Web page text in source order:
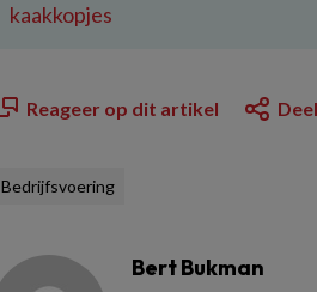
kaakkopjes
Reageer op dit artikel
Bedrijfsvoering
Bert Bukman